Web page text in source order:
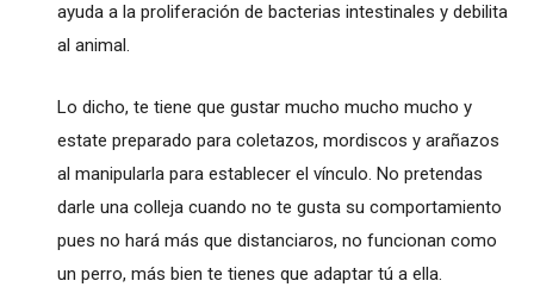
ayuda a la proliferación de bacterias intestinales y debilita
al animal.
Lo dicho, te tiene que gustar mucho mucho mucho y
estate preparado para coletazos, mordiscos y arañazos
al manipularla para establecer el vínculo. No pretendas
darle una colleja cuando no te gusta su comportamiento
pues no hará más que distanciaros, no funcionan como
un perro, más bien te tienes que adaptar tú a ella.